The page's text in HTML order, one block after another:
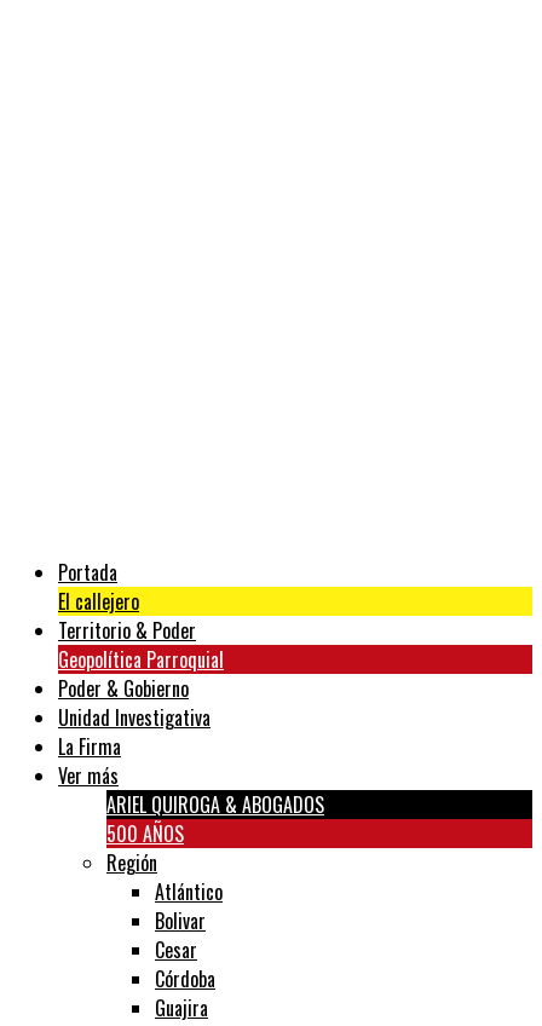
Portada
El callejero
Territorio & Poder
Geopolítica Parroquial
Poder & Gobierno
Unidad Investigativa
La Firma
Ver más
ARIEL QUIROGA & ABOGADOS
500 AÑOS
Región
Atlántico
Bolivar
Cesar
Córdoba
Guajira